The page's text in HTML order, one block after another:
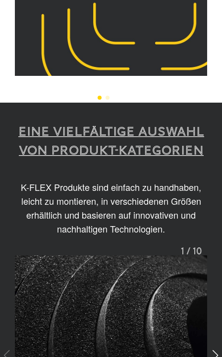
EINE VIELFÄLTIGE AUSWAHL
VON PRODUKT-KATEGORIEN
K-FLEX Produkte sind einfach zu handhaben,
leicht zu montieren, in verschiedenen Größen
erhältlich und basieren auf innovativen und
nachhaltigen Technologien.
1 / 10